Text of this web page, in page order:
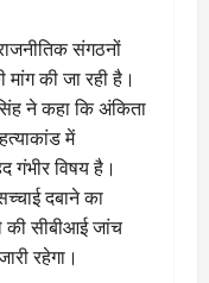
संगठनों
मांग की जा रही है।
ने कहा कि अंकिता
में
गंभीर विषय है।
दबाने का
सीबीआई जांच
रहेगा।